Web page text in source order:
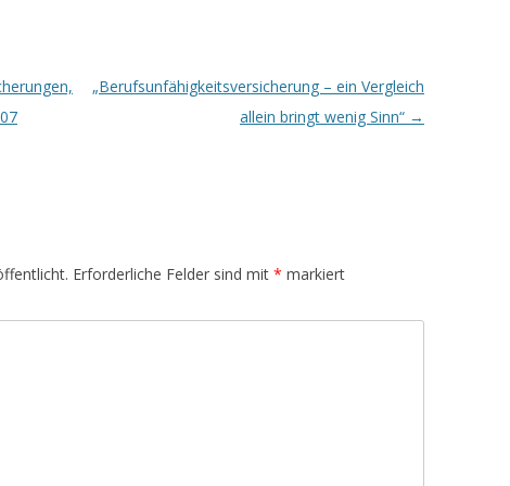
„Berufsunfähigkeitsversicherung – ein Vergleich
allein bringt wenig Sinn“ →
Erforderliche Felder sind mit * markiert